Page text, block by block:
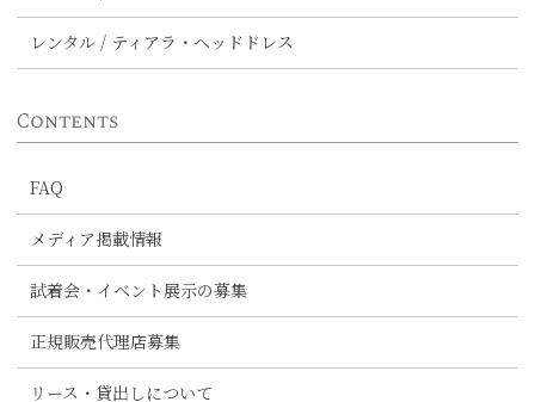
レンタル / ティアラ・ヘッドドレス
Contents
試着会・イベント展示の募集
リース・貸出しについて
正規販売代理店募集
メディア掲載情報
FAQ